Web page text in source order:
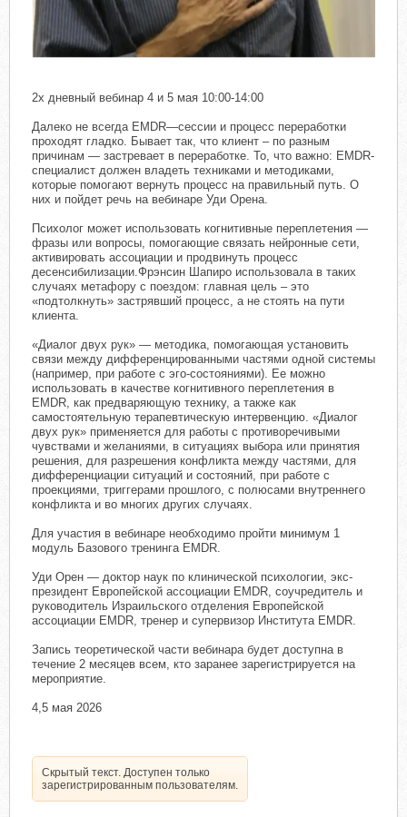
2х дневный вебинар 4 и 5 мая 10:00-14:00
Далеко не всегда EMDR—сессии и процесс переработки
проходят гладко. Бывает так, что клиент – по разным
причинам — застревает в переработке. То, что важно: EMDR-
специалист должен владеть техниками и методиками,
которые помогают вернуть процесс на правильный путь. О
них и пойдет речь на вебинаре Уди Орена.
Психолог может использовать когнитивные переплетения —
фразы или вопросы, помогающие связать нейронные сети,
активировать ассоциации и продвинуть процесс
десенсибилизации.Фрэнсин Шапиро использовала в таких
случаях метафору с поездом: главная цель – это
«подтолкнуть» застрявший процесс, а не стоять на пути
клиента.
«Диалог двух рук» — методика, помогающая установить
связи между дифференцированными частями одной системы
(например, при работе с эго-состояниями). Ее можно
использовать в качестве когнитивного переплетения в
EMDR, как предваряющую технику, а также как
самостоятельную терапевтическую интервенцию. «Диалог
двух рук» применяется для работы с противоречивыми
чувствами и желаниями, в ситуациях выбора или принятия
решения, для разрешения конфликта между частями, для
дифференциации ситуаций и состояний, при работе с
проекциями, триггерами прошлого, с полюсами внутреннего
конфликта и во многих других случаях.
Для участия в вебинаре необходимо пройти минимум 1
модуль Базового тренинга EMDR.
Уди Орен — доктор наук по клинической психологии, экс-
президент Европейской ассоциации EMDR, соучредитель и
руководитель Израильского отделения Европейской
ассоциации EMDR, тренер и супервизор Института EMDR.
Запись теоретической части вебинара будет доступна в
течение 2 месяцев всем, кто заранее зарегистрируется на
мероприятие.
4,5 мая 2026
Скрытый текст. Доступен только
зарегистрированным пользователям.